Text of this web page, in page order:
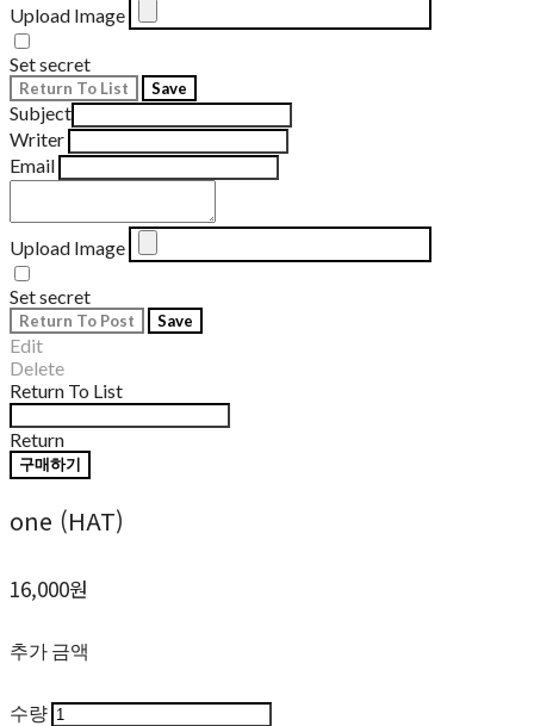
Upload Image
Set secret
Return To List Save
Subject
Writer
Email
Upload Image
Set secret
Return To Post Save
Edit
Delete
Return To List
Return
구매하기
one (HAT)
16,000원
추가 금액
수량